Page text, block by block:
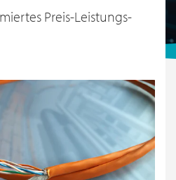
Preis-Leistungs-